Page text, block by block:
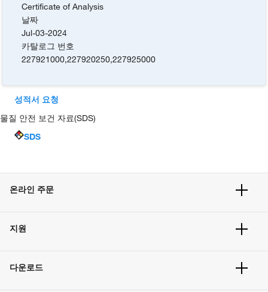
Certificate of Analysis
날짜
Jul-03-2024
카탈로그 번호
227921000,227920250,227925000
성적서 요청
물질 안전 보건 자료(SDS)
SDS
온라인 주문
주문 방법
벌크 주문
지원
고객 센터
다운로드